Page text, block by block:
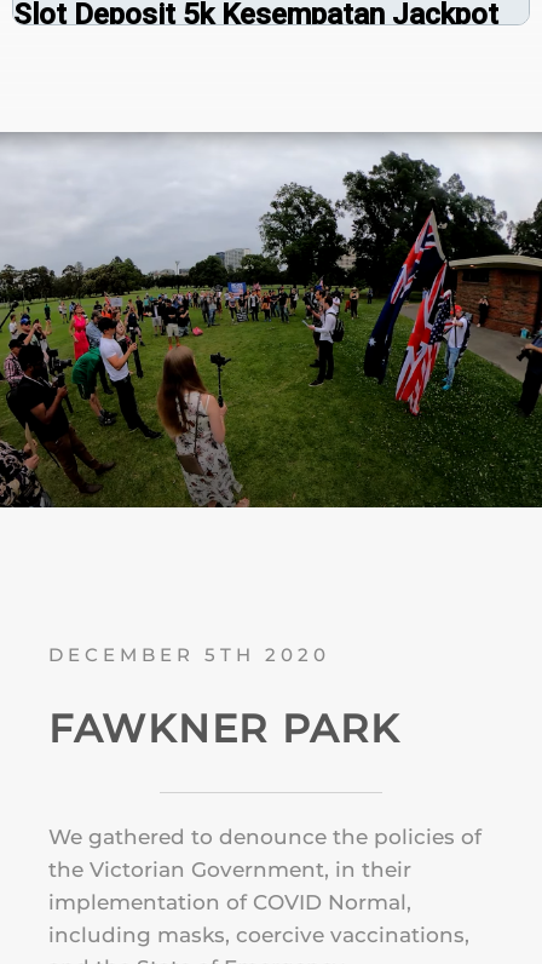
DECEMBER 5TH 2020
FAWKNER PARK
We gathered to denounce the policies of
the Victorian Government, in their